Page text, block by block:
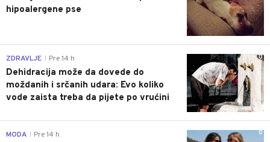
hipoalergene pse
0
ZDRAVLJE Pre 14 h
Dehidracija može da dovede do
moždanih i srčanih udara: Evo koliko
vode zaista treba da pijete po vrućini
0
MODA Pre 14 h